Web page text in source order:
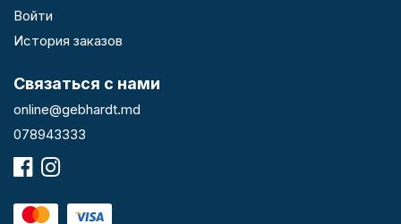
Войти
История заказов
Связаться с нами
online@gebhardt.md
078943333